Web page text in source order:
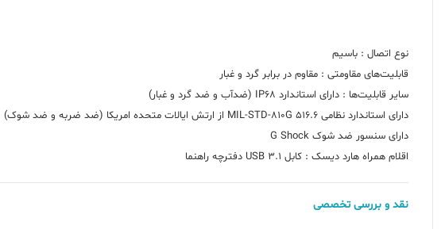
اقلام همراه هارد دیسک : کابل USB 3.1 دفترچه راهنما
نقد و بررسی تخصصی